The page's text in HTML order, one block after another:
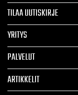
TILAA UUTISKIRJE
YRITYS
PALVELUT
ARTIKKELIT